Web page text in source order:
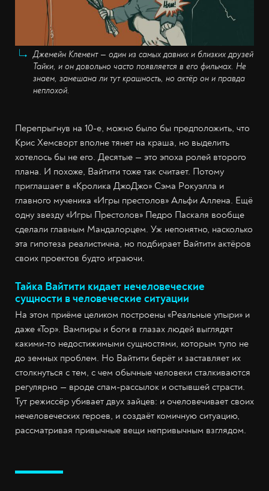
Джемейн Клемент — один из самых давних и близких друзей
Тайки, и он довольно часто появляется в его фильмах. Не
знаем, замешана ли тут крашность, но актёр он и правда
неплохой.
Перепрыгнув на 10-е, можно было бы предположить, что
Крис Хемсворт вполне тянет на краша, но выделить
хотелось бы не его. Десятые — это эпоха ролей второго
плана. И похоже, Вайтити тоже так считает. Потому
приглашает в «Кролика ДжоДжо» Сэма Рокуэлла и
главного мученика «Игры престолов» Альфи Аллена. Ещё
одну звезду «Игры Престолов» Педро Паскаля вообще
сделали главным Мандалорцем. Уж непонятно, насколько
эта гипотеза реалистична, но подбирает Вайтити актёров
своих проектов будто играючи.
Тайка Вайтити кидает нечеловеческие
сущности в человеческие ситуации
На этом приёме целиком построены «Реальные упыри» и
даже «Тор». Вампиры и боги в глазах людей выглядят
какими-то недостижимыми сущностями, которым тупо не
до земных проблем. Но Вайтити берёт и заставляет их
столкнуться с тем, с чем обычные человеки сталкиваются
регулярно — вроде спам-рассылок и остывшей страсти.
Тут режиссёр убивает двух зайцев: и очеловечивает своих
нечеловеческих героев, и создаёт комичную ситуацию,
рассматривая привычные вещи непривычным взглядом.